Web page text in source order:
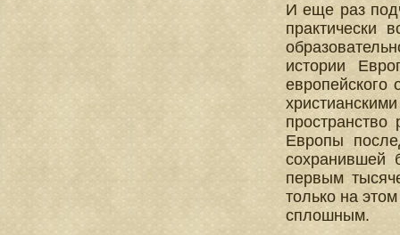
И еще раз
практически
истории
европейского
Европы
сохранившей
первым
только на
сплошным.